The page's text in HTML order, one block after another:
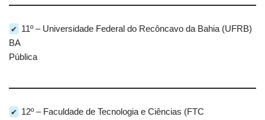
✔ 11º – Universidade Federal do Recôncavo da Bahia (UFRB)
BA
Pública
✔ 12º – Faculdade de Tecnologia e Ciências (FTC